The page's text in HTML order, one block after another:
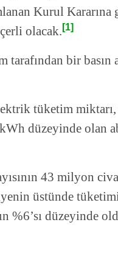
Kurul Kararına
olacak. [1]
bir basın
tüketim
düzeyinde olan
43 milyon
üstünde
%6’sı düzeyinde